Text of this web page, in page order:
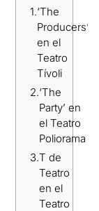
1.‘The
Producers’
en el
Teatro
Tívoli
2.‘The
Party’ en
el Teatro
Poliorama
3.T de
Teatro
en el
Teatro